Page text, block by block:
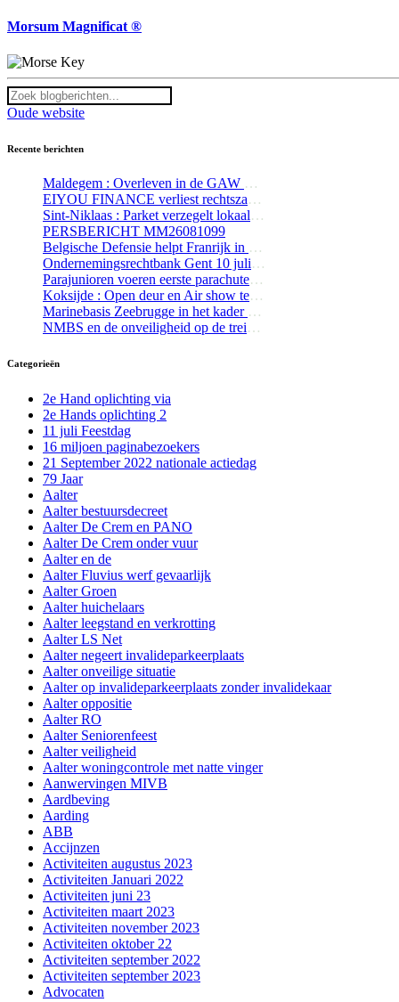
Morsum Magnificat ®
Oude website
Recente berichten
Maldegem : Overleven in de GAW Residentie Alex
EIYOU FINANCE verliest rechtszaak tegen The Bottom Line
Sint-Niklaas : Parket verzegelt lokaal waaruit kind naar buiten viel
PERSBERICHT MM26081099
Belgische Defensie helpt Franrijk in de strijd tegen de bosbranden
Ondernemingsrechtbank Gent 10 juli 2026 : Kortgeding Mediageuzen t/ The Bottom Line / Tom De Wilde
Parajunioren voeren eerste parachutesprong uit te Schaffen
Koksijde : Open deur en Air show te Koksijde werd groot succes
Marinebasis Zeebrugge in het kader van NAVY-DAYS 2026
NMBS en de onveiligheid op de treinen Oostende Brussel en vice versa-Update 1
Categorieën
2e Hand oplichting via
2e Hands oplichting 2
11 juli Feestdag
16 miljoen paginabezoekers
21 September 2022 nationale actiedag
79 Jaar
Aalter
Aalter bestuursdecreet
Aalter De Crem en PANO
Aalter De Crem onder vuur
Aalter en de
Aalter Fluvius werf gevaarlijk
Aalter Groen
Aalter huichelaars
Aalter leegstand en verkrotting
Aalter LS Net
Aalter negeert invalideparkeerplaats
Aalter onveilige situatie
Aalter op invalideparkeerplaats zonder invalidekaar
Aalter oppositie
Aalter RO
Aalter Seniorenfeest
Aalter veiligheid
Aalter woningcontrole met natte vinger
Aanwervingen MIVB
Aardbeving
Aarding
ABB
Accijnzen
Activiteiten augustus 2023
Activiteiten Januari 2022
Activiteiten juni 23
Activiteiten maart 2023
Activiteiten november 2023
Activiteiten oktober 22
Activiteiten september 2022
Activiteiten september 2023
Advocaten